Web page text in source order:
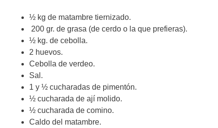
½ kg de matambre tiernizado.
200 gr. de grasa (de cerdo o la que prefieras).
½ kg. de cebolla.
2 huevos.
Cebolla de verdeo.
Sal.
1 y ½ cucharadas de pimentón.
½ cucharada de ají molido.
½ cucharada de comino.
Caldo del matambre.